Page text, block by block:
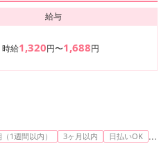
給与
時給1,320円〜1,688円
1週間以内） 3ヶ月以内 日払いOK ...